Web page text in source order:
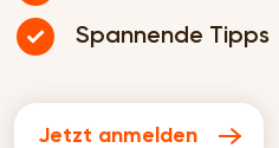
Spannende Tipps
Jetzt anmelden